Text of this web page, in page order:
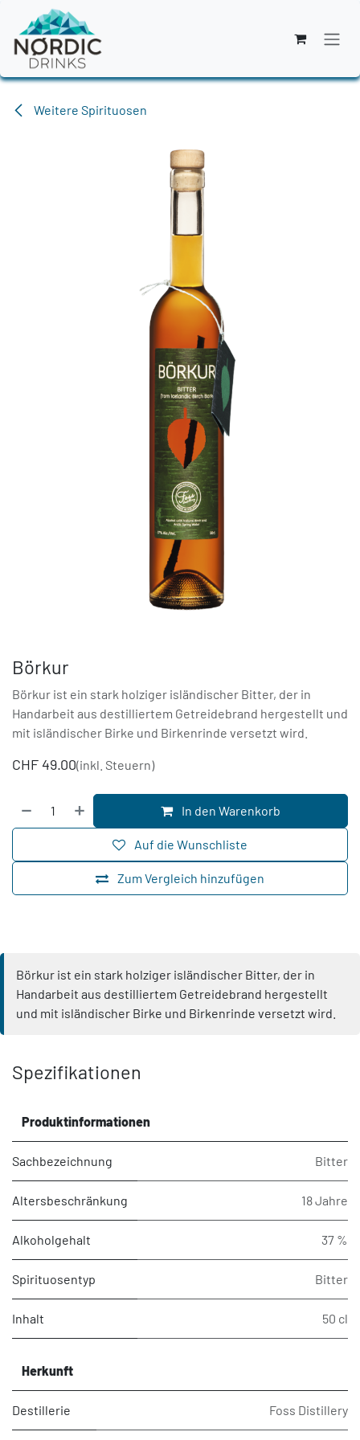
Zum Inhalt springen
Weitere Spirituosen
Börkur
Börkur ist ein stark holziger isländischer Bitter, der in
Handarbeit aus destilliertem Getreidebrand hergestellt und
mit isländischer Birke und Birkenrinde versetzt wird.
CHF 49.00(inkl. Steuern)
In den Warenkorb
Zum Vergleich hinzufügen
Auf die Wunschliste
Börkur ist ein stark holziger isländischer Bitter, der in
Handarbeit aus destilliertem Getreidebrand hergestellt
und mit isländischer Birke und Birkenrinde versetzt wird.
Spezifikationen
Produktinformationen
Sachbezeichnung Bitter
Altersbeschränkung 18 Jahre
Alkoholgehalt 37 %
Spirituosentyp Bitter
Inhalt 50 cl
Herkunft
Destillerie Foss Distillery